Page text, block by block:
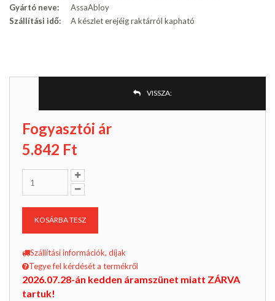
Gyártó neve:
AssaAbloy
Szállítási idő:
A készlet erejéig raktárról kapható
VISSZA:
Fogyasztói ár
5.842 Ft
KOSÁRBA TESZ
Szállítási információk, díjak
Tegye fel kérdését a termékről
2026.07.28-án kedden áramszünet miatt ZÁRVA
tartuk!